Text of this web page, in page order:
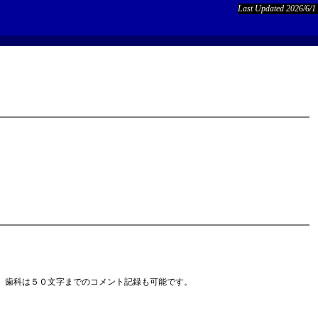
Last Updated 2026/6/1
科は５０文字までのコメント記録も可能です。